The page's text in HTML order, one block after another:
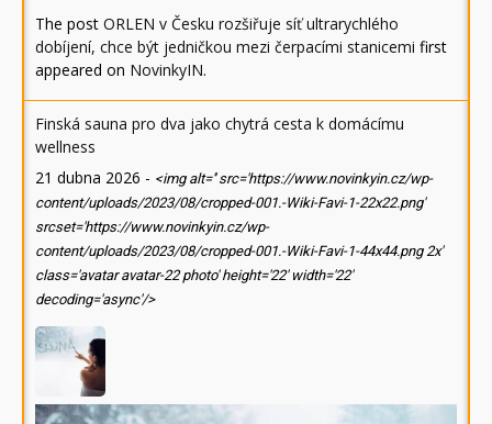
The post ORLEN v Česku rozšiřuje síť ultrarychlého
dobíjení, chce být jedničkou mezi čerpacími stanicemi first
appeared on NovinkyIN.
Finská sauna pro dva jako chytrá cesta k domácímu
wellness
21 dubna 2026 - <img alt='' src='https://www.novinkyin.cz/wp-
content/uploads/2023/08/cropped-001.-Wiki-Favi-1-22x22.png'
srcset='https://www.novinkyin.cz/wp-
content/uploads/2023/08/cropped-001.-Wiki-Favi-1-44x44.png 2x'
class='avatar avatar-22 photo' height='22' width='22'
decoding='async'/>